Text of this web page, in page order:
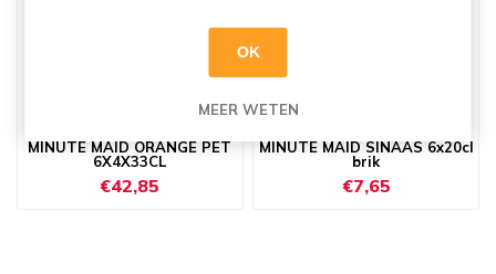
MINUTE MAID ORANGE PET
6X4X33CL
€42,85
MINUTE MAID SINAAS 6x20cl
brik
€7,65
OK
MEER WETEN